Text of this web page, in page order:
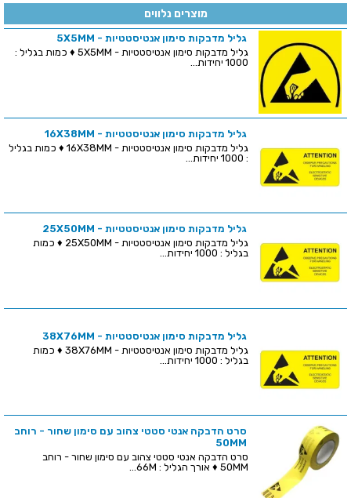
מוצרים נלווים
גליל מדבקות סימון אנטיסטטיות - 5X5MM
גליל מדבקות סימון אנטיסטטיות - 5X5MM ♦ כמות בגליל :
1000 יחידות...
גליל מדבקות סימון אנטיסטטיות - 16X38MM
גליל מדבקות סימון אנטיסטטיות - 16X38MM ♦ כמות בגליל
: 1000 יחידות...
גליל מדבקות סימון אנטיסטטיות - 25X50MM
גליל מדבקות סימון אנטיסטטיות - 25X50MM ♦ כמות
בגליל : 1000 יחידות...
גליל מדבקות סימון אנטיסטטיות - 38X76MM
גליל מדבקות סימון אנטיסטטיות - 38X76MM ♦ כמות
בגליל : 1000 יחידות...
סרט הדבקה אנטי סטטי צהוב עם סימון שחור - רוחב
50MM
סרט הדבקה אנטי סטטי צהוב עם סימון שחור - רוחב
50MM ♦ אורך הגליל : 66M...